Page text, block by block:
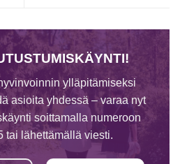
ylläpitämiseksi
asioita yhdessä – varaa nyt
soittamalla numeroon
tai lähettämällä viesti.